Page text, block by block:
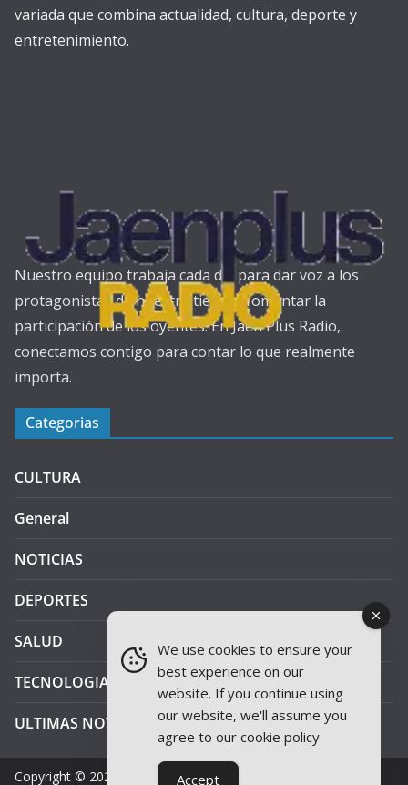
variada que combina actualidad, cultura, deporte y
entretenimiento.
Nuestro equipo trabaja cada día para dar voz a los
protagonistas de nuestra tierra y fomentar la
participación de los oyentes. En Jaén Plus Radio,
conectamos contigo para contar lo que realmente
importa.
Categorias
CULTURA
General
NOTICIAS
DEPORTES
SALUD
TECNOLOGIA
ULTIMAS NOTICIAS
Copyright © 2026 JAEN PLUS RADIO
We use cookies to ensure your
best experience on our
website. If you continue using
our website, we'll assume you
agree to our cookie policy
Accept